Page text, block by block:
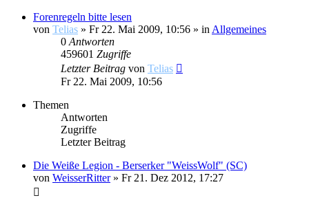
Forenregeln bitte lesen
von Telias » Fr 22. Mai 2009, 10:56 » in Allgemeines
0 Antworten
459601 Zugriffe
Letzter Beitrag von Telias
Fr 22. Mai 2009, 10:56
Themen
Antworten
Zugriffe
Letzter Beitrag
Die Weiße Legion - Berserker "WeissWolf" (SC)
von WeisserRitter» Fr 21. Dez 2012, 17:27